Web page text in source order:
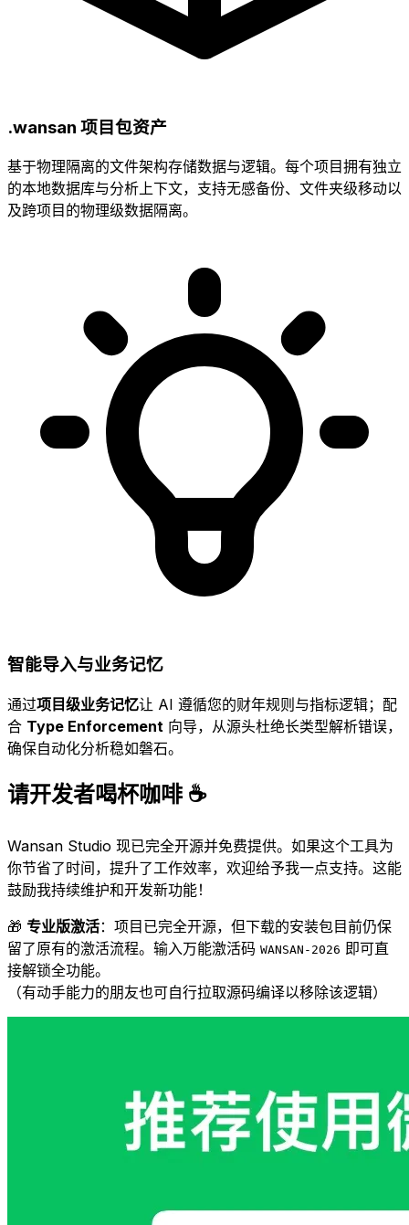
.wansan 项目包资产
基于物理隔离的文件架构存储数据与逻辑。每个项目拥有独立
的本地数据库与分析上下文，支持无感备份、文件夹级移动以
及跨项目的物理级数据隔离。
智能导入与业务记忆
通过项目级业务记忆让 AI 遵循您的财年规则与指标逻辑；配
合 Type Enforcement 向导，从源头杜绝长类型解析错误，
确保自动化分析稳如磐石。
请开发者喝杯咖啡 ☕
Wansan Studio 现已完全开源并免费提供。如果这个工具为
你节省了时间，提升了工作效率，欢迎给予我一点支持。这能
鼓励我持续维护和开发新功能！
🎁 专业版激活：项目已完全开源，但下载的安装包目前仍保
留了原有的激活流程。输入万能激活码 WANSAN-2026 即可直
接解锁全功能。
（有动手能力的朋友也可自行拉取源码编译以移除该逻辑）